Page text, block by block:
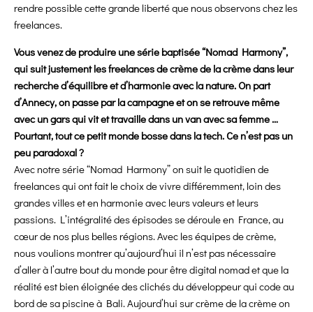
rendre possible cette grande liberté que nous observons chez les
freelances.
Vous venez de produire une série baptisée “Nomad Harmony”,
qui suit justement les freelances de crème de la crème dans leur
recherche d’équilibre et d’harmonie avec la nature. On part
d’Annecy, on passe par la campagne et on se retrouve même
avec un gars qui vit et travaille dans un van avec sa femme …
Pourtant, tout ce petit monde bosse dans la tech. Ce n’est pas un
peu paradoxal ?
Avec notre série “Nomad Harmony” on suit le quotidien de
freelances qui ont fait le choix de vivre différemment, loin des
grandes villes et en harmonie avec leurs valeurs et leurs
passions. L’intégralité des épisodes se déroule en France, au
cœur de nos plus belles régions. Avec les équipes de crème,
nous voulions montrer qu’aujourd’hui il n’est pas nécessaire
d’aller à l’autre bout du monde pour être digital nomad et que la
réalité est bien éloignée des clichés du développeur qui code au
bord de sa piscine à Bali. Aujourd’hui sur crème de la crème on